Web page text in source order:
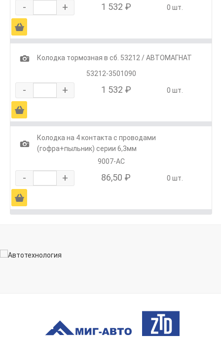
- + 1 532 ₽ 0 шт.
Ä
1
Колодка тормозная в сб. 53212 / АВТОМАГНАТ
53212-3501090
- + 1 532 ₽ 0 шт.
Ä
1
Колодка на 4 контакта с проводами
(гофра+пыльник) серии 6,3мм
9007-АС
- + 86,50 ₽ 0 шт.
Ä